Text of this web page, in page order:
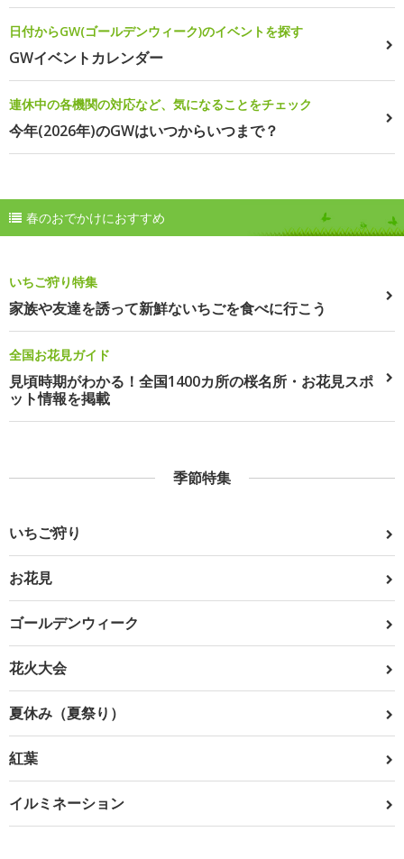
日付からGW(ゴールデンウィーク)のイベントを探す
GWイベントカレンダー
連休中の各機関の対応など、気になることをチェック
今年(2026年)のGWはいつからいつまで？
春のおでかけにおすすめ
いちご狩り特集
家族や友達を誘って新鮮ないちごを食べに行こう
全国お花見ガイド
見頃時期がわかる！全国1400カ所の桜名所・お花見スポ
ット情報を掲載
季節特集
いちご狩り
お花見
ゴールデンウィーク
花火大会
夏休み（夏祭り）
紅葉
イルミネーション